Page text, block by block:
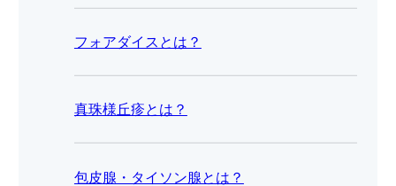
フォアダイスとは？
真珠様丘疹とは？
包皮腺・タイソン腺とは？